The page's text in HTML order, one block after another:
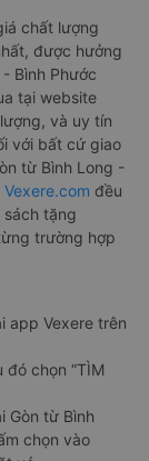
chất lượng
được hưởng
Bình Phước
tại website
và uy tín
với bất cứ giao
từ Bình Long -
Vexere.com đều
tặng
trường hợp
app Vexere trên
chọn “TÌM
Gòn từ Bình
chọn vào